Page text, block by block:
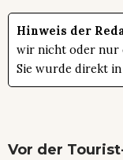
Hinweis der
wir nicht oder nur
Sie wurde direkt in
Vor der